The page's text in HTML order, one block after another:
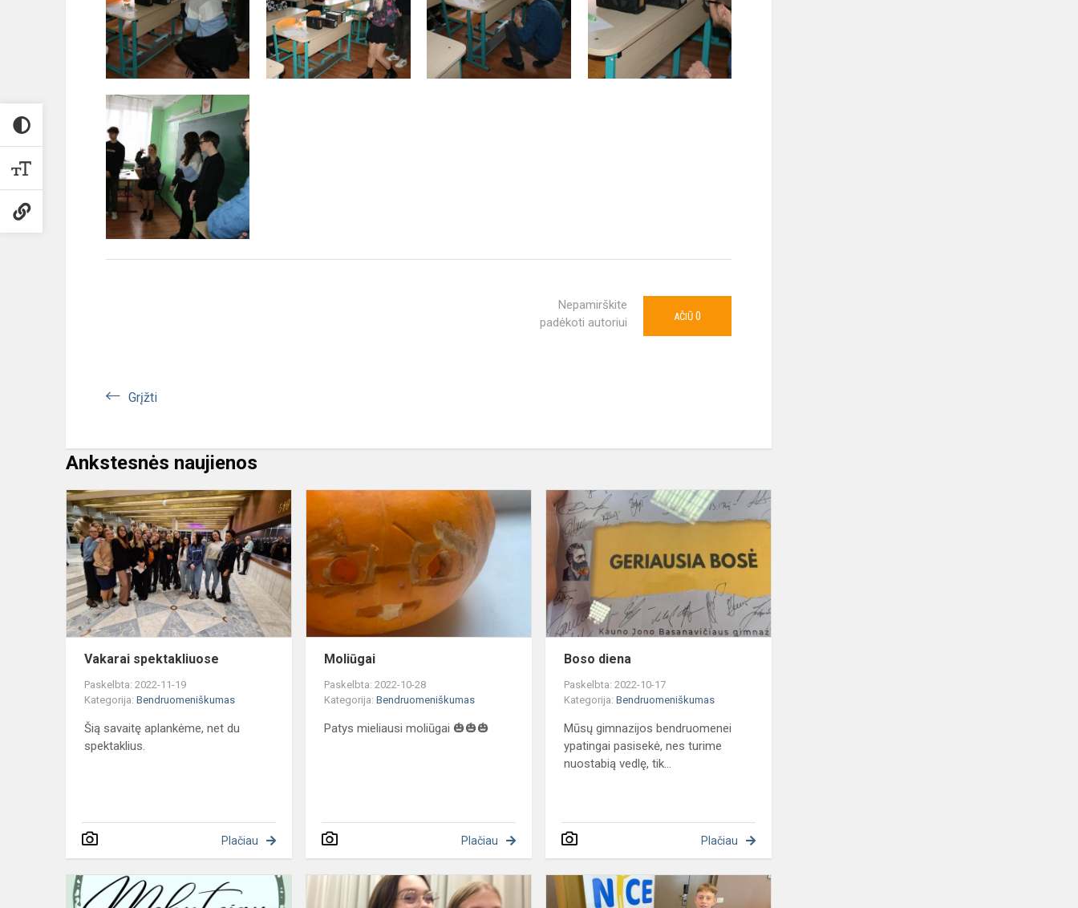
Nepamirškite
padėkoti autoriui
AČIŪ 0
Grįžti
Ankstesnės naujienos
Vakarai
spektakliuose
Vakarai spektakliuose
Paskelbta: 2022-11-19
Kategorija: Bendruomeniškumas
Šią savaitę aplankėme, net du
spektaklius.
Plačiau
Moliūgai
Moliūgai
Paskelbta: 2022-10-28
Kategorija:Bendruomeniškumas
Patys mieliausi moliūgai 🎃🎃🎃
Plačiau
Boso
Boso diena
Paskelbta: 2022-10-17
Kategorija:Bendruomeniškumas
Mūsų gimnazijos bendruomenei
ypatingai pasisekė, nes turime
nuostabią vedlę, tik...
Plačiau
LSM
Europa